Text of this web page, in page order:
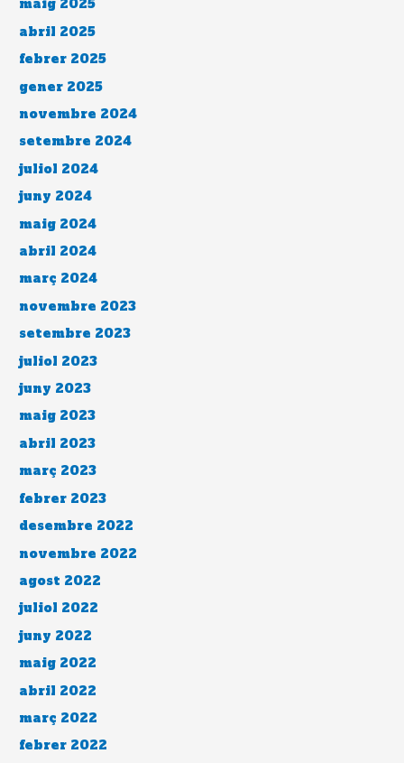
maig 2025
abril 2025
febrer 2025
gener 2025
novembre 2024
setembre 2024
juliol 2024
juny 2024
maig 2024
abril 2024
març 2024
novembre 2023
setembre 2023
juliol 2023
juny 2023
maig 2023
abril 2023
març 2023
febrer 2023
desembre 2022
novembre 2022
agost 2022
juliol 2022
juny 2022
maig 2022
abril 2022
març 2022
febrer 2022